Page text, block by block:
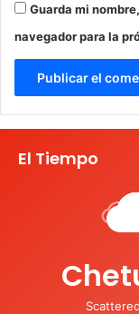
Guarda mi
navegador para la
El Tiempo